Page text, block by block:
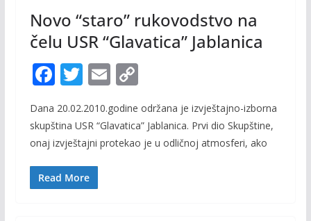
Novo “staro” rukovodstvo na
čelu USR “Glavatica” Jablanica
F
e
b
o
o
T
itt
er
E
m
ai
l
C
o
p
y
Dana 20.02.2010.godine održana je izvještajno-izborna
skupština USR “Glavatica” Jablanica. Prvi dio Skupštine,
onaj izvještajni protekao je u odličnoj atmosferi, ako
Read More